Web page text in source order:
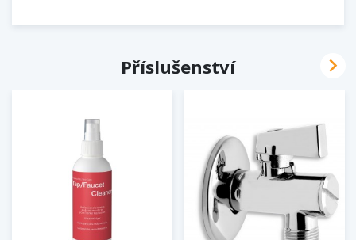
Příslušenství 